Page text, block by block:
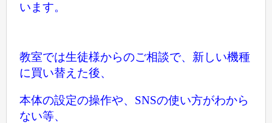
います。
教室では生徒様からのご相談で、新しい機種
に買い替えた後、
本体の設定の操作や、SNSの使い方がわから
ない等、